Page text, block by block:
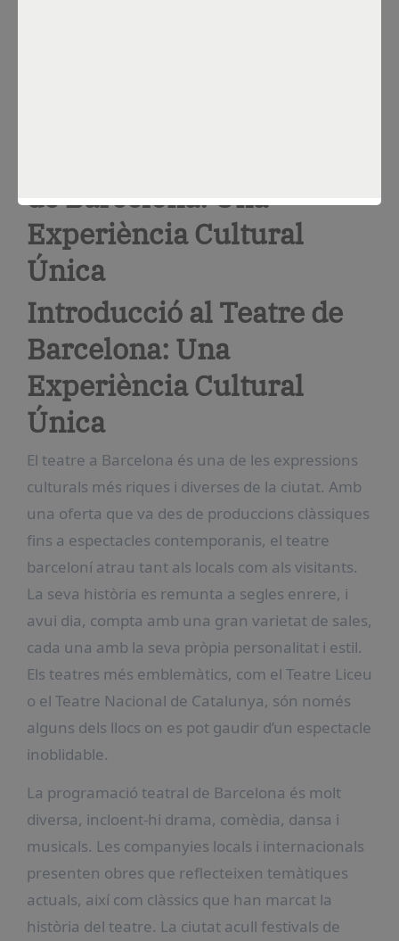
de Barcelona: Una
Experiència Cultural
Única
Introducció al Teatre de
Barcelona: Una
Experiència Cultural
Única
El teatre a Barcelona és una de les expressions
culturals més riques i diverses de la ciutat. Amb
una oferta que va des de produccions clàssiques
fins a espectacles contemporanis, el teatre
barceloní atrau tant als locals com als visitants.
La seva història es remunta a segles enrere, i
avui dia, compta amb una gran varietat de sales,
cada una amb la seva pròpia personalitat i estil.
Els teatres més emblemàtics, com el Teatre Liceu
o el Teatre Nacional de Catalunya, són només
alguns dels llocs on es pot gaudir d’un espectacle
inoblidable.
La programació teatral de Barcelona és molt
diversa, incloent-hi drama, comèdia, dansa i
musicals. Les companyies locals i internacionals
presenten obres que reflecteixen temàtiques
actuals, així com clàssics que han marcat la
història del teatre. La ciutat acull festivals de